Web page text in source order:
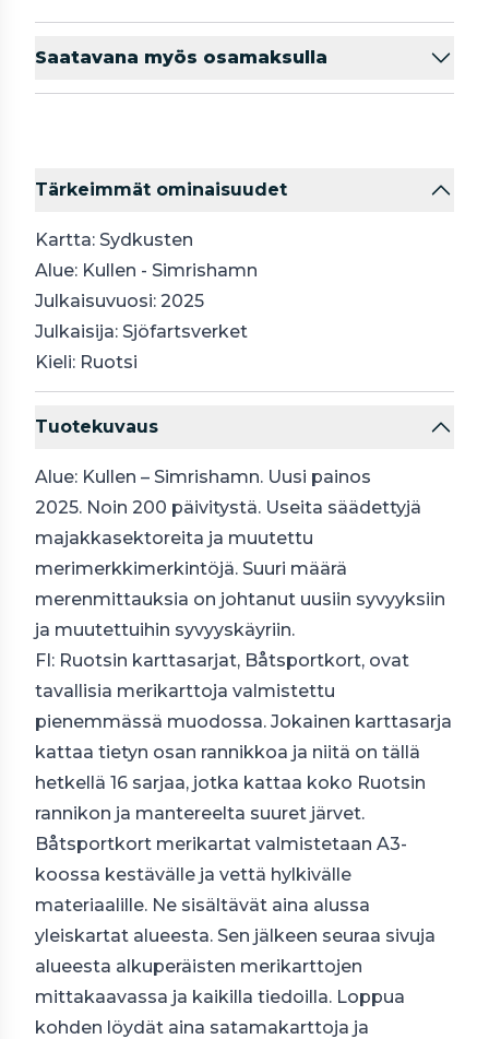
Saatavana myös osamaksulla
Tärkeimmät ominaisuudet
Kartta: Sydkusten
Alue: Kullen - Simrishamn
Julkaisuvuosi: 2025
Julkaisija: Sjöfartsverket
Kieli: Ruotsi
Tuotekuvaus
Alue: Kullen – Simrishamn. Uusi painos
2025. Noin 200 päivitystä. Useita säädettyjä
majakkasektoreita ja muutettu
merimerkkimerkintöjä. Suuri määrä
merenmittauksia on johtanut uusiin syvyyksiin
ja muutettuihin syvyyskäyriin.
FI: Ruotsin karttasarjat, Båtsportkort, ovat
tavallisia merikarttoja valmistettu
pienemmässä muodossa. Jokainen karttasarja
kattaa tietyn osan rannikkoa ja niitä on tällä
hetkellä 16 sarjaa, jotka kattaa koko Ruotsin
rannikon ja mantereelta suuret järvet.
Båtsportkort merikartat valmistetaan A3-
koossa kestävälle ja vettä hylkivälle
materiaalille. Ne sisältävät aina alussa
yleiskartat alueesta. Sen jälkeen seuraa sivuja
alueesta alkuperäisten merikarttojen
mittakaavassa ja kaikilla tiedoilla. Loppua
kohden löydät aina satamakarttoja ja